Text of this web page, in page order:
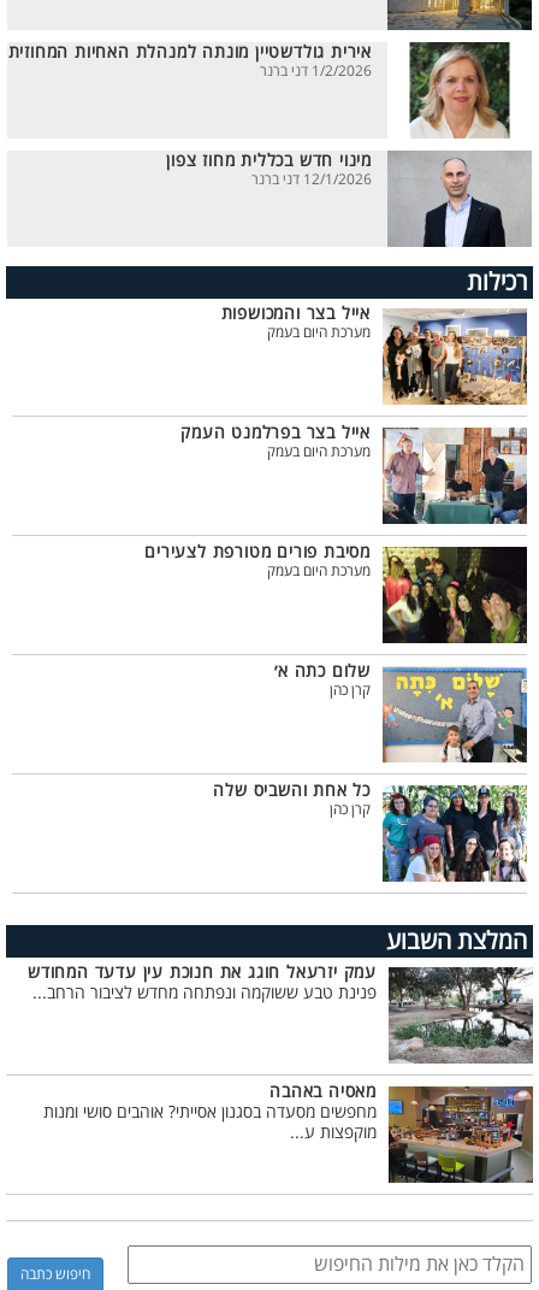
אירית גולדשטיין מונתה למנהלת האחיות המחוזית
1/2/2026 דני ברנר
מינוי חדש בכללית מחוז צפון
12/1/2026 דני ברנר
רכילות
אייל בצר והמכושפות
מערכת היום בעמק
אייל בצר בפרלמנט העמק
מערכת היום בעמק
מסיבת פורים מטורפת לצעירים
מערכת היום בעמק
שלום כתה א׳
קרן כהן
כל אחת והשביס שלה
קרן כהן
המלצת השבוע
עמק יזרעאל חוגג את חנוכת עין עדעד המחודש
פנינת טבע ששוקמה ונפתחה מחדש לציבור הרחב...
מאסיה באהבה
מחפשים מסעדה בסגנון אסייתי? אוהבים סושי ומנות
מוקפצות ע...